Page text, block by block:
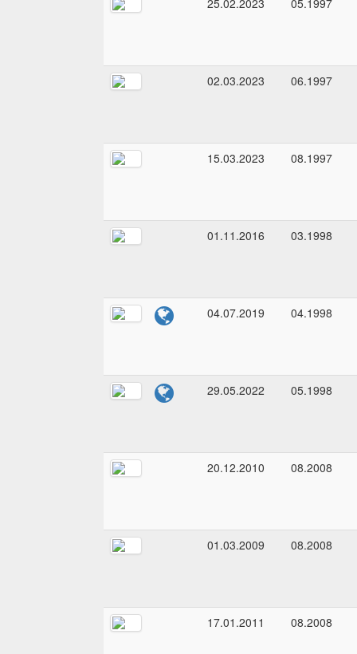
25.02.2023 05.1997
02.03.2023 06.1997
15.03.2023 08.1997
01.11.2016 03.1998
04.07.2019 04.1998
29.05.2022 05.1998
20.12.2010 08.2008
01.03.2009 08.2008
17.01.2011 08.2008